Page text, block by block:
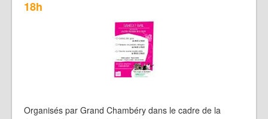
18h
Organisés par Grand Chambéry dans le cadre de la